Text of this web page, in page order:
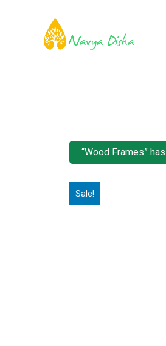
“Wood Frames”
Sale!